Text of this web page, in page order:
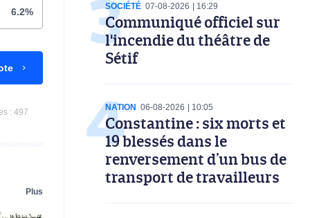
6.2%
: 497
Plus
SOCIÉTÉ 07-08-2026 16:29
Communiqué officiel sur
l'incendie du théâtre de
Sétif
NATION 06-08-2026 10:05
Constantine : six morts et
19 blessés dans le
renversement d’un bus de
transport de travailleurs